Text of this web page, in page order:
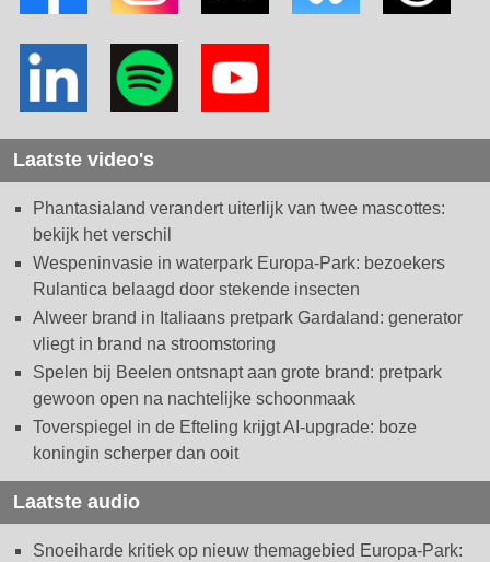
Laatste video's
Phantasialand verandert uiterlijk van twee mascottes:
bekijk het verschil
Wespeninvasie in waterpark Europa-Park: bezoekers
Rulantica belaagd door stekende insecten
Alweer brand in Italiaans pretpark Gardaland: generator
vliegt in brand na stroomstoring
Spelen bij Beelen ontsnapt aan grote brand: pretpark
gewoon open na nachtelijke schoonmaak
Toverspiegel in de Efteling krijgt AI-upgrade: boze
koningin scherper dan ooit
Laatste audio
Snoeiharde kritiek op nieuw themagebied Europa-Park: